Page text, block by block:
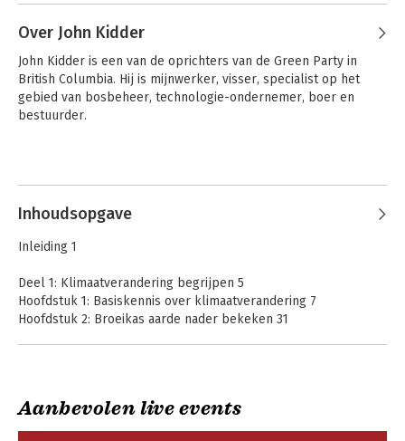
Over John Kidder
John Kidder is een van de oprichters van de Green Party in
British Columbia. Hij is mijnwerker, visser, specialist op het
gebied van bosbeheer, technologie-ondernemer, boer en
bestuurder.
Inhoudsopgave
Inleiding 1
Deel 1: Klimaatverandering begrijpen 5
Hoofdstuk 1: Basiskennis over klimaatverandering 7
Hoofdstuk 2: Broeikas aarde nader bekeken 31
Hoofdstuk 5: De grootste vervuilers 85
Hoofdstuk 6: Je eigen bijdrage aan de uitstoot 99
Aanbevolen live events